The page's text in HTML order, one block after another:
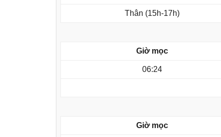
Thân (15h-17h)
Giờ mọc
06:24
Giờ mọc